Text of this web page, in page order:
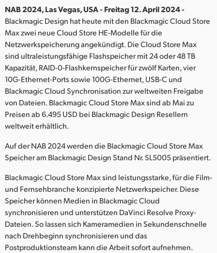
Italy
Japan
Korea
Mexico
Malaysia
Netherlands
New Zealand
Norway
Poland
Portugal
Singapore
South Africa
NAB 2024, Las Vegas, USA - Freitag 12. April 2024 -
Blackmagic Design hat heute mit den Blackmagic Cloud Store
Max zwei neue Cloud Store HE-Modelle für die
Netzwerkspeicherung angekündigt. Die Cloud Store Max
sind ultraleistungsfähige Flashspeicher mit 24 oder 48 TB
Kapazität, RAID-0-Flashkernspeicher für zwölf Karten, vier
10G-Ethernet-Ports sowie 100G-Ethernet, USB-C und
Blackmagic Cloud Synchronisation zur weltweiten Freigabe
von Dateien. Blackmagic Cloud Store Max sind ab Mai zu
Preisen ab 6.495 USD bei Blackmagic Design Resellern
weltweit erhältlich.
Auf der NAB 2024 werden die Blackmagic Cloud Store Max
Speicher am Blackmagic Design Stand Nr. SL5005 präsentiert.
Blackmagic Cloud Store Max sind leistungsstarke, für die Film-
und Fernsehbranche konzipierte Netzwerkspeicher. Diese
Speicher können Medien in Blackmagic Cloud
synchronisieren und unterstützen DaVinci Resolve Proxy-
Dateien. So lassen sich Kameramedien in Sekundenschnelle
nach Drehbeginn synchronisieren und das
Postproduktionsteam kann die Arbeit sofort aufnehmen.